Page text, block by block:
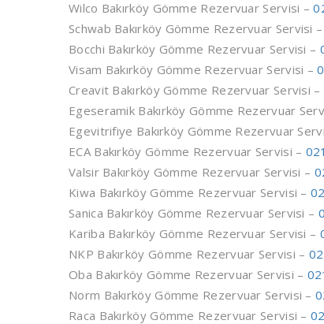
Wilco Bakırköy Gömme Rezervuar Servisi –
Schwab Bakırköy Gömme Rezervuar Servisi –
Bocchi Bakırköy Gömme Rezervuar Servisi –
Visam Bakırköy Gömme Rezervuar Servisi –
Creavit Bakırköy Gömme Rezervuar Servisi –
Egeseramik Bakırköy Gömme Rezervuar
Egevitrifiye Bakırköy Gömme Rezervuar
ECA Bakırköy Gömme Rezervuar Servisi –
Valsir Bakırköy Gömme Rezervuar Servisi –
Kiwa Bakırköy Gömme Rezervuar Servisi –
Sanica Bakırköy Gömme Rezervuar Servisi –
Kariba Bakırköy Gömme Rezervuar Servisi –
NKP Bakırköy Gömme Rezervuar Servisi –
Oba Bakırköy Gömme Rezervuar Servisi –
Norm Bakırköy Gömme Rezervuar Servisi –
Raca Bakırköy Gömme Rezervuar Servisi –